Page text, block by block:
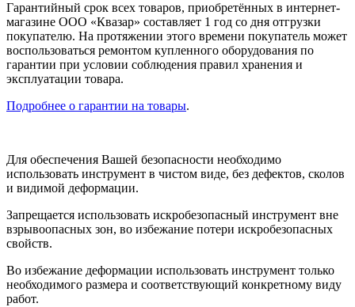
Гарантийный срок всех товаров, приобретённых в интернет-
магазине ООО «Квазар» составляет 1 год со дня отгрузки
покупателю. На протяжении этого времени покупатель может
воспользоваться ремонтом купленного оборудования по
гарантии при условии соблюдения правил хранения и
эксплуатации товара.
Подробнее о гарантии на товары.
Для обеспечения Вашей безопасности необходимо
использовать инструмент в чистом виде, без дефектов, сколов
и видимой деформации.
Запрещается использовать искробезопасный инструмент вне
взрывоопасных зон, во избежание потери искробезопасных
свойств.
Во избежание деформации использовать инструмент только
необходимого размера и соответствующий конкретному виду
работ.